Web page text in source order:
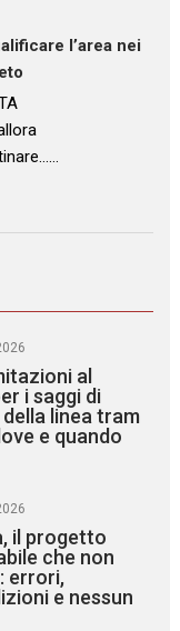
l’area nei
al
i saggi di
linea tram
e quando
il progetto
che non
errori,
e nessun